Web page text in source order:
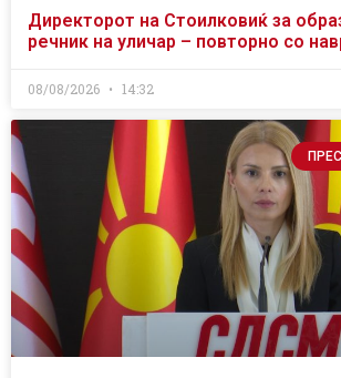
Директорот на Стоилковиќ за
речник на уличар – повторно со
08/08/2026 14:32